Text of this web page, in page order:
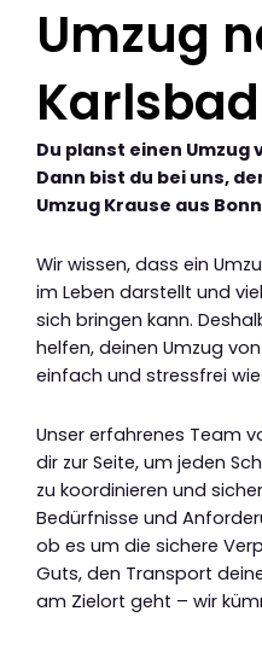
Umzug
Karlsbad
Du planst einen Umzug
Dann bist du bei uns,
Umzug Krause aus
Wir wissen, dass ein
im Leben darstellt und
sich bringen kann.
helfen, deinen Umzug
einfach und stressfrei
Unser erfahrenes Team
dir zur Seite, um jeden
zu koordinieren und
Bedürfnisse und
ob es um die sichere
Guts, den Transport
am Zielort geht – wir